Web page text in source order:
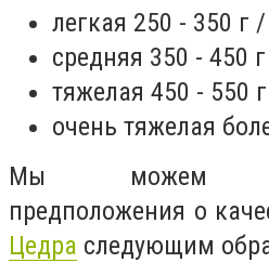
легкая 250 - 350 г
средняя 350 - 450
тяжелая 450 - 550
очень тяжелая
Мы можем
предположения о
Цедра следующим